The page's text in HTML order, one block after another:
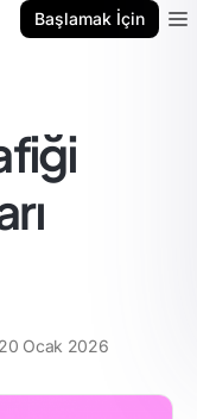
Başlamak İçin
20 Ocak 2026